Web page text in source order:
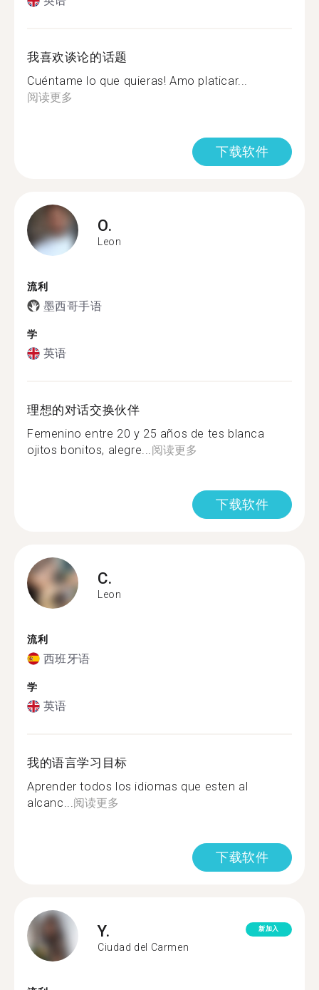
我喜欢谈论的话题
Cuéntame lo que quieras! Amo platicar...
阅读更多
下载软件
O.
Leon
流利
墨西哥手语
学
英语
理想的对话交换伙伴
Femenino entre 20 y 25 años de tes blanca
ojitos bonitos, alegre...阅读更多
下载软件
C.
Leon
流利
西班牙语
学
英语
我的语言学习目标
Aprender todos los idiomas que esten al
alcanc...阅读更多
下载软件
Y.
Ciudad del Carmen
新加入